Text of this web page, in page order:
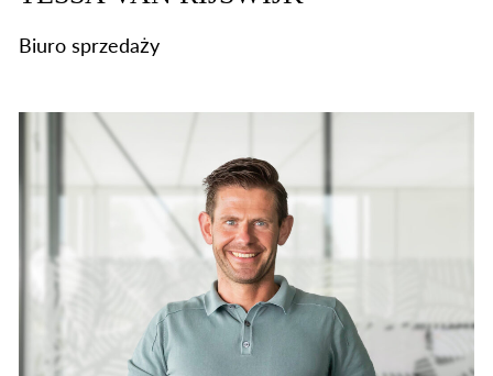
Biuro sprzedaży